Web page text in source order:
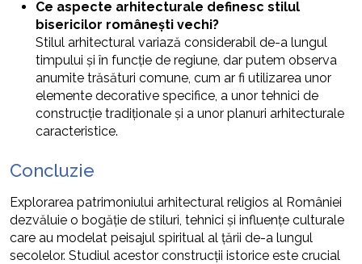
Ce aspecte arhitecturale definesc stilul
bisericilor românești vechi?
Stilul arhitectural variază considerabil de-a lungul
timpului și în funcție de regiune, dar putem observa
anumite trăsături comune, cum ar fi utilizarea unor
elemente decorative specifice, a unor tehnici de
construcție tradiționale și a unor planuri arhitecturale
caracteristice.
Concluzie
Explorarea patrimoniului arhitectural religios al României
dezvăluie o bogăție de stiluri, tehnici și influențe culturale
care au modelat peisajul spiritual al țării de-a lungul
secolelor. Studiul acestor construcții istorice este crucial